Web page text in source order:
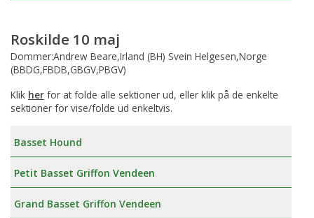
Roskilde 10 maj
Dommer:Andrew Beare,Irland (BH) Svein Helgesen,Norge
(BBDG,FBDB,GBGV,PBGV)
Klik her for at folde alle sektioner ud, eller klik på de enkelte
sektioner for vise/folde ud enkeltvis.
Basset Hound
Petit Basset Griffon Vendeen
Grand Basset Griffon Vendeen